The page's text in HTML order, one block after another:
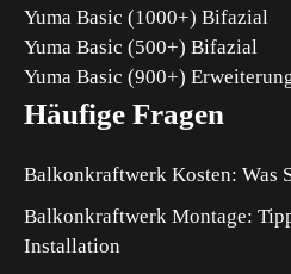
Yuma Basic (1000+) Bifazial
Yuma Basic (500+) Bifazial
Yuma Basic (900+)
Häufige Fragen
Balkonkraftwerk Kosten: Was
Balkonkraftwerk Montage:
Installation